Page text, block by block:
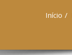
Início